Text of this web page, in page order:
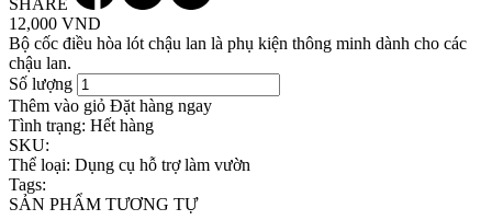
12,000 VND
Bộ cốc điều hòa lót chậu lan là phụ kiện thông minh dành cho các
chậu lan.
Số lượng
Thêm vào giỏ Đặt hàng ngay
Tình trạng: Hết hàng
SKU:
Thể loại: Dụng cụ hỗ trợ làm vườn
Tags:
SẢN PHẨM TƯƠNG TỰ